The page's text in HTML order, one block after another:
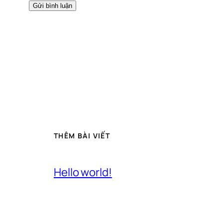
THÊM BÀI VIẾT
Hello world!